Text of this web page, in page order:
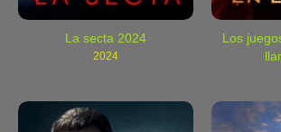
La secta 2024
2024
Los